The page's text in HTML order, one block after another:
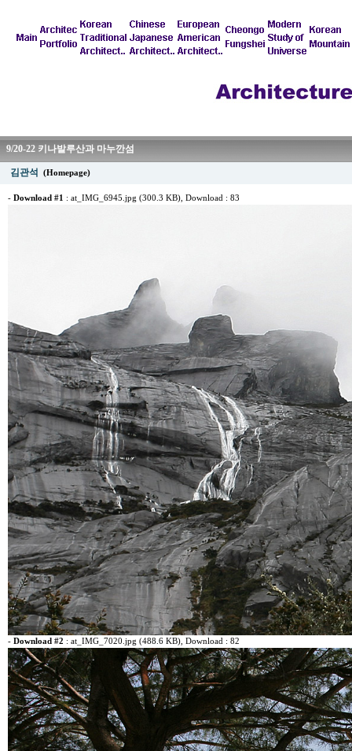
9/20-22 키나발루산과 마누깐섬
김관석 (Homepage)
- Download #1 : at_IMG_6945.jpg (300.3 KB) , Download : 83
- Download #2 : at_IMG_7020.jpg (488.6 KB) , Download : 82